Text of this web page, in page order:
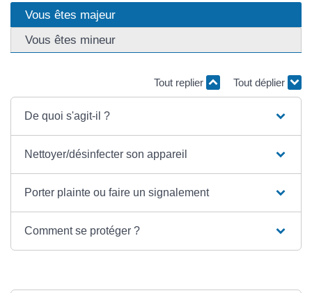
Vous êtes majeur
Vous êtes mineur
Tout replier Tout déplier
De quoi s'agit-il ?
Nettoyer/désinfecter son appareil
Porter plainte ou faire un signalement
Comment se protéger ?